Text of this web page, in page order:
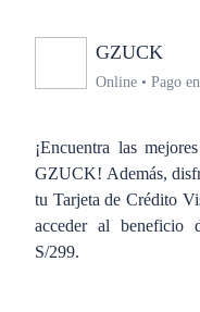
GZUCK
Online • Pago
¡Encuentra las
GZUCK! Además,
tu Tarjeta de Crédito
acceder al beneficio
S/299.